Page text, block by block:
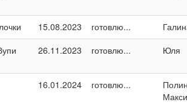
15.08.2023 готовлю...
26.11.2023 готовлю... Юля
16.01.2024 готовлю...